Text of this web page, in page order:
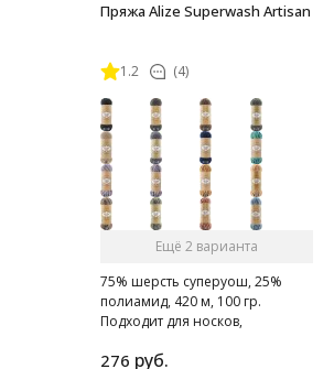
Пряжа Alize Superwash Artisan
1.2 (4)
Ещё 2 варианта
75% шерсть суперуош, 25%
полиамид, 420 м, 100 гр.
Подходит для носков,
шапок и т.д.
276 руб.